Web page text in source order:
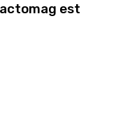
est